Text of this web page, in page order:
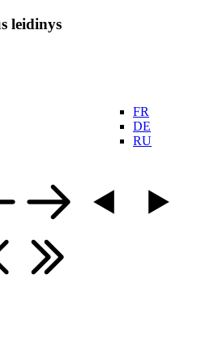
leidinys
FR
DE
RU